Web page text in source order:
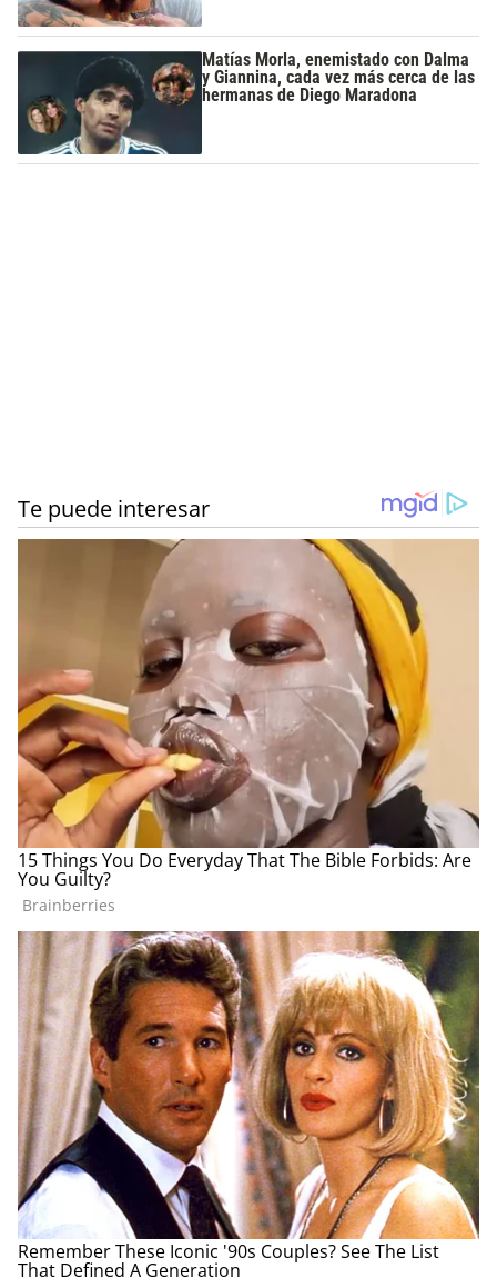
Matías Morla, enemistado con Dalma
y Giannina, cada vez más cerca de las
hermanas de Diego Maradona